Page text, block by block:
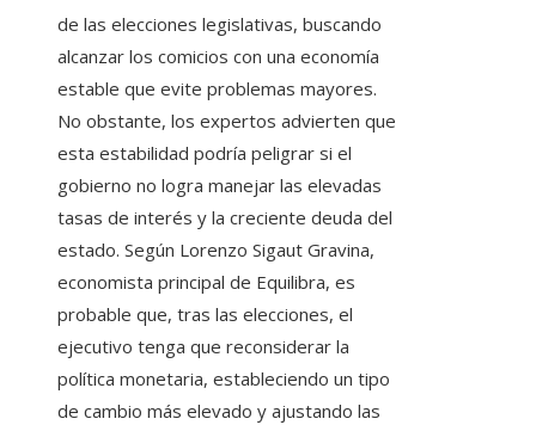
de las elecciones legislativas, buscando
alcanzar los comicios con una economía
estable que evite problemas mayores.
No obstante, los expertos advierten que
esta estabilidad podría peligrar si el
gobierno no logra manejar las elevadas
tasas de interés y la creciente deuda del
estado. Según Lorenzo Sigaut Gravina,
economista principal de Equilibra, es
probable que, tras las elecciones, el
ejecutivo tenga que reconsiderar la
política monetaria, estableciendo un tipo
de cambio más elevado y ajustando las